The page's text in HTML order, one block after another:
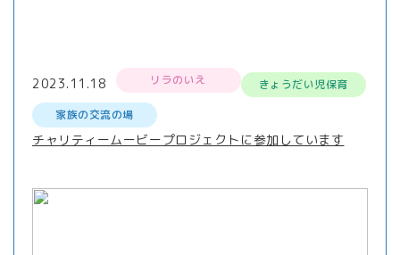
2023.11.18 リラのいえ
きょうだい児保育
家族の交流の場
チャリティームービープロジェクトに参加しています